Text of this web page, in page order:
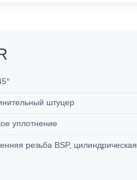
штуцер
уплотнение
резьба BSP, цилиндрическая